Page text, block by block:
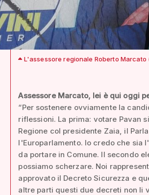
L'assessore regionale Roberto
Assessore Marcato, lei è qui oggi
“Per sostenere ovviamente la
riflessioni. La prima: votare Pavan
Regione col presidente Zaia, il
l'Europarlamento. Io credo che sia
da portare in Comune. Il secondo
possiamo scherzare. Noi
approvato il Decreto Sicurezza e
altre parti questi due decreti non li